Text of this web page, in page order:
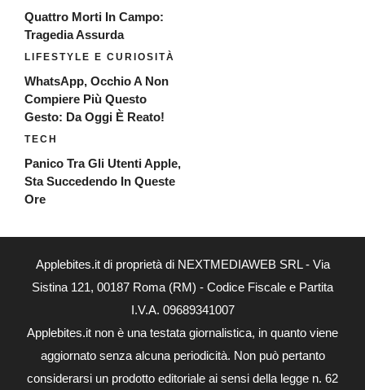
Quattro Morti In Campo:
Tragedia Assurda
LIFESTYLE E CURIOSITÀ
WhatsApp, Occhio A Non
Compiere Più Questo
Gesto: Da Oggi È Reato!
TECH
Panico Tra Gli Utenti Apple,
Sta Succedendo In Queste
Ore
Applebites.it di proprietà di NEXTMEDIAWEB SRL - Via
Sistina 121, 00187 Roma (RM) - Codice Fiscale e Partita
I.V.A. 09689341007
Applebites.it non è una testata giornalistica, in quanto viene
aggiornato senza alcuna periodicità. Non può pertanto
considerarsi un prodotto editoriale ai sensi della legge n. 62